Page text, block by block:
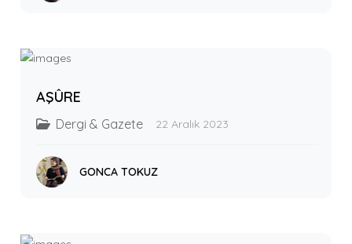
AŞÛRE
Dergi & Gazete 22 Aralık 2023
GONCA TOKUZ